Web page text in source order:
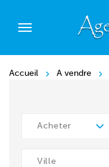
Accueil A vendre
Acheter
Ville